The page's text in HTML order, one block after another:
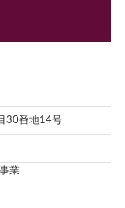
30番地14号
業